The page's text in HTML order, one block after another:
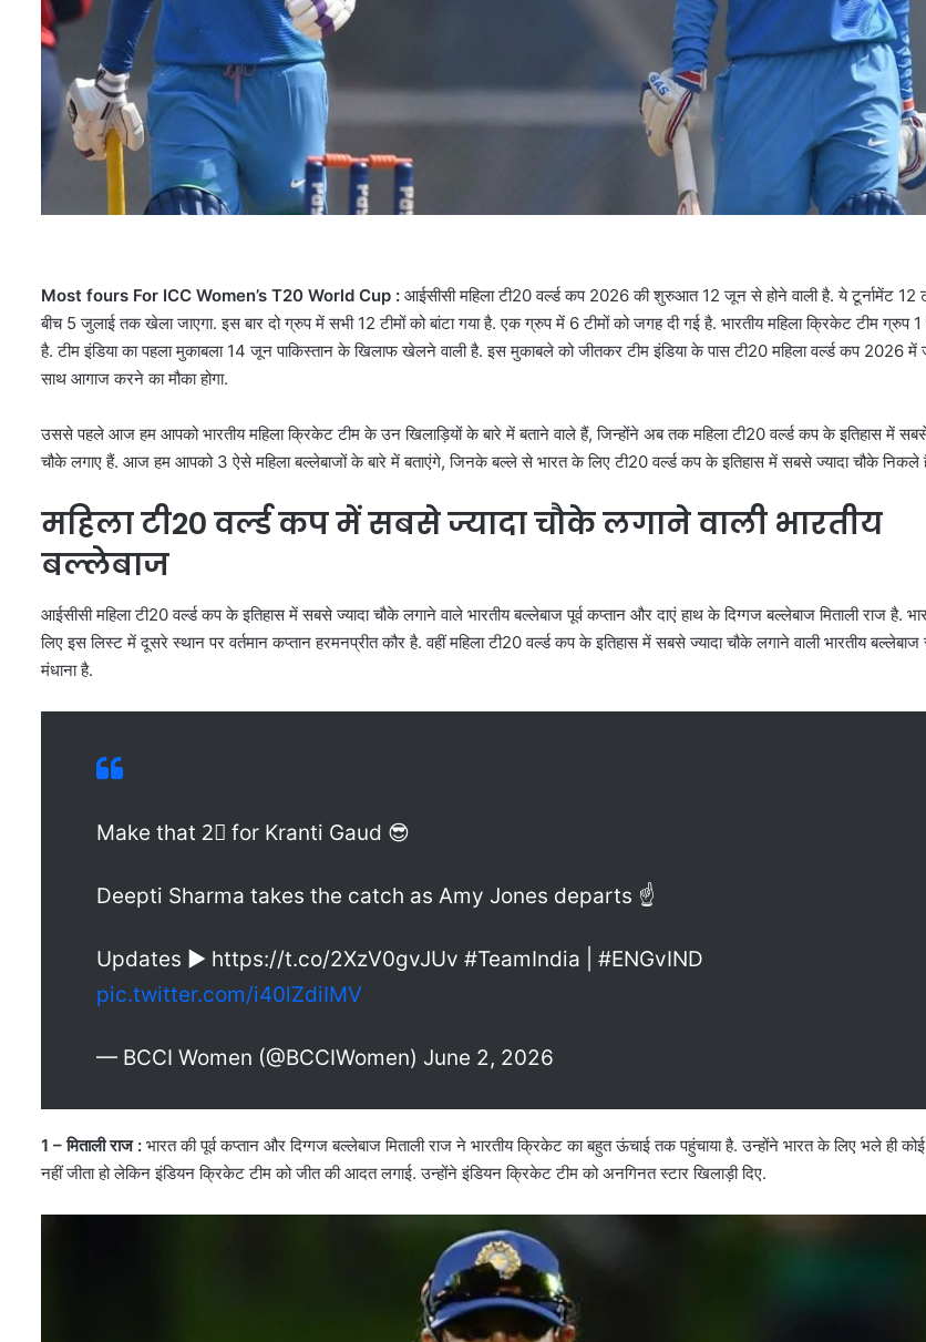
Most fours For ICC Women’s T20 World Cup : आईसीसी महिला टी20 वर्ल्ड कप 2026 की शुरुआत 12 जून से होने वाली है. ये टूर्नामेंट 12
बीच 5 जुलाई तक खेला जाएगा. इस बार दो ग्रुप में सभी 12 टीमों को बांटा गया है. एक ग्रुप में 6 टीमों को जगह दी गई है. भारतीय महिला क्रिकेट टीम ग्रुप
है. टीम इंडिया का पहला मुकाबला 14 जून पाकिस्तान के खिलाफ खेलने वाली है. इस मुकाबले को जीतकर टीम इंडिया के पास टी20 महिला वर्ल्ड कप 2026 में
साथ आगाज करने का मौका होगा.
उससे पहले आज हम आपको भारतीय महिला क्रिकेट टीम के उन खिलाड़ियों के बारे में बताने वाले हैं, जिन्होंने अब तक महिला टी20 वर्ल्ड कप के इतिहास में सबसे
चौके लगाए हैं. आज हम आपको 3 ऐसे महिला बल्लेबाजों के बारे में बताएंगे, जिनके बल्ले से भारत के लिए टी20 वर्ल्ड कप के इतिहास में सबसे ज्यादा चौके निकले
महिला टी20 वर्ल्ड कप में सबसे ज्यादा चौके लगाने वाली भारतीय
बल्लेबाज
आईसीसी महिला टी20 वर्ल्ड कप के इतिहास में सबसे ज्यादा चौके लगाने वाले भारतीय बल्लेबाज पूर्व कप्तान और दाएं हाथ के दिग्गज बल्लेबाज मिताली राज है.
लिए इस लिस्ट में दूसरे स्थान पर वर्तमान कप्तान हरमनप्रीत कौर है. वहीं महिला टी20 वर्ल्ड कप के इतिहास में सबसे ज्यादा चौके लगाने वाली भारतीय बल्लेबाज
मंधाना है.
Make that 2⃣ for Kranti Gaud 😎
Deepti Sharma takes the catch as Amy Jones departs ☝️
Updates ▶️ https://t.co/2XzV0gvJUv #TeamIndia | #ENGvIND
pic.twitter.com/i40lZdiIMV
— BCCI Women (@BCCIWomen) June 2, 2026
1 – मिताली राज : भारत की पूर्व कप्तान और दिग्गज बल्लेबाज मिताली राज ने भारतीय क्रिकेट का बहुत ऊंचाई तक पहुंचाया है. उन्होंने भारत के लिए भले ही
नहीं जीता हो लेकिन इंडियन क्रिकेट टीम को जीत की आदत लगाई. उन्होंने इंडियन क्रिकेट टीम को अनगिनत स्टार खिलाड़ी दिए.